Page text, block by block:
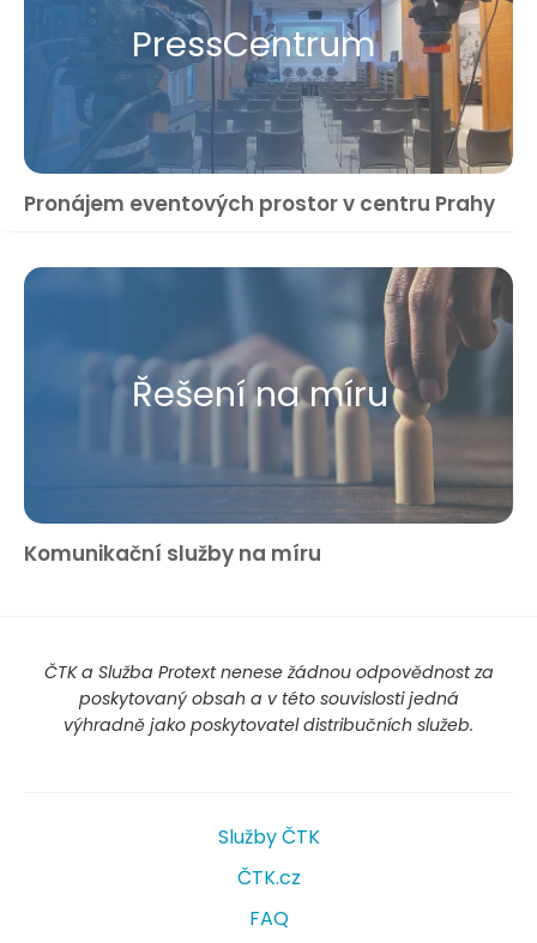
Press​Centrum
Pronájem eventových prostor v centru Prahy
Řešení na míru
Komunikační služby na míru
ČTK a Služba Protext nenese žádnou odpovědnost za
poskytovaný obsah a v této souvislosti jedná
výhradně jako poskytovatel distribučních služeb.
Služby ČTK
ČTK.cz
FAQ